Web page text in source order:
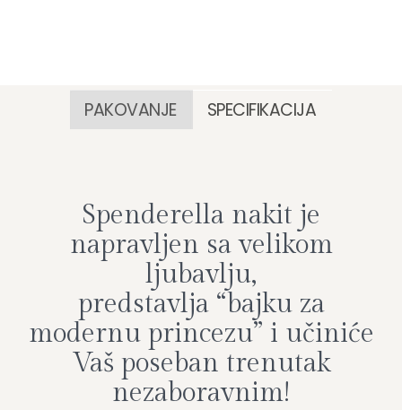
PAKOVANJE SPECIFIKACIJA
Spenderella nakit je
napravljen sa velikom
ljubavlju,
predstavlja “bajku za
modernu princezu” i učiniće
Vaš poseban trenutak
nezaboravnim!